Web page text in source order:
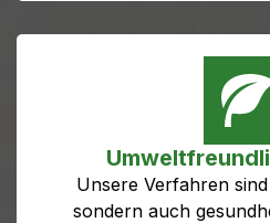
Unsere Verfahren
sondern auch